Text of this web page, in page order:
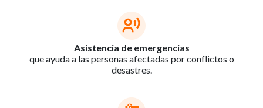
Asistencia de emergencias
que ayuda a las personas afectadas por conflictos o
desastres.